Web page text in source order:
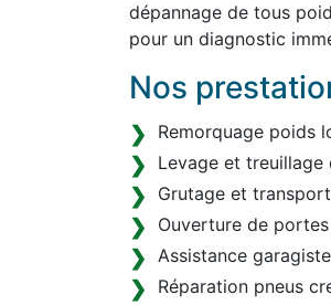
dépannage de tous
pour un diagnostic
Nos
Remorquage poids
Levage et treuillage
Grutage et
Ouverture de
Assistance
Réparation pneus